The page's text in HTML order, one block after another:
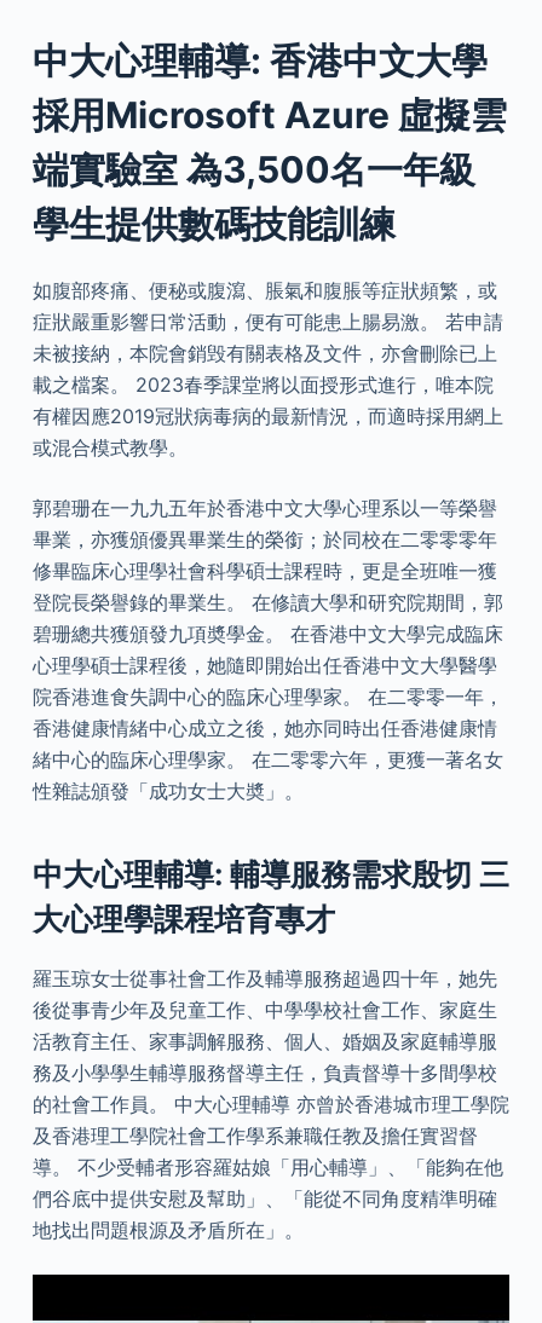
中大心理輔導: 香港中文大學
採用Microsoft Azure 虛擬雲
端實驗室 為3,500名一年級
學生提供數碼技能訓練
如腹部疼痛、便秘或腹瀉、脹氣和腹脹等症狀頻繁，或
症狀嚴重影響日常活動，便有可能患上腸易激。 若申請
未被接納，本院會銷毁有關表格及文件，亦會刪除已上
載之檔案。 2023春季課堂將以面授形式進行，唯本院
有權因應2019冠狀病毒病的最新情況，而適時採用網上
或混合模式教學。
郭碧珊在一九九五年於香港中文大學心理系以一等榮譽
畢業，亦獲頒優異畢業生的榮銜；於同校在二零零零年
修畢臨床心理學社會科學碩士課程時，更是全班唯一獲
登院長榮譽錄的畢業生。 在修讀大學和研究院期間，郭
碧珊總共獲頒發九項奬學金。 在香港中文大學完成臨床
心理學碩士課程後，她隨即開始出任香港中文大學醫學
院香港進食失調中心的臨床心理學家。 在二零零一年，
香港健康情緒中心成立之後，她亦同時出任香港健康情
緒中心的臨床心理學家。 在二零零六年，更獲一著名女
性雜誌頒發「成功女士大奬」。
中大心理輔導: 輔導服務需求殷切 三
大心理學課程培育專才
羅玉琼女士從事社會工作及輔導服務超過四十年，她先
後從事青少年及兒童工作、中學學校社會工作、家庭生
活教育主任、家事調解服務、個人、婚姻及家庭輔導服
務及小學學生輔導服務督導主任，負責督導十多間學校
的社會工作員。 中大心理輔導 亦曾於香港城市理工學院
及香港理工學院社會工作學系兼職任教及擔任實習督
導。 不少受輔者形容羅姑娘「用心輔導」、「能夠在他
們谷底中提供安慰及幫助」、「能從不同角度精準明確
地找出問題根源及矛盾所在」。